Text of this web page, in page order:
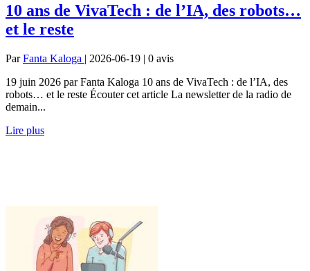
10 ans de VivaTech : de l’IA, des robots…
et le reste
ParFanta Kaloga | 2026-06-19 | 0 avis
19 juin 2026 par Fanta Kaloga 10 ans de VivaTech : de l’IA, des
robots… et le reste Écouter cet article La newsletter de la radio de
demain...
Lire plus